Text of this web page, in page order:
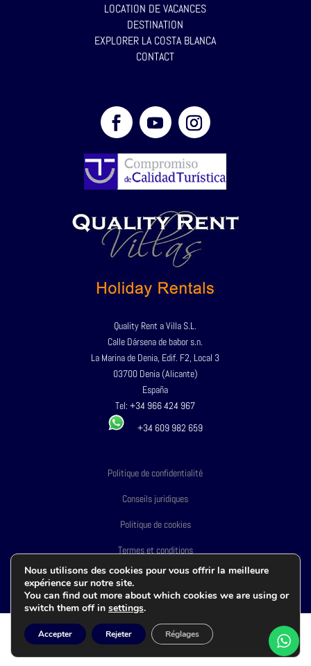
LOCATION DE VACANCES
DESTINATION
EXPLORER LA COSTA BLANCA
CONTACT
Quality Rent a Villa S.L.
Calle Dársena de babor s.n.
La Marina de Denia, Edif. F2, Local 3
03700 Denia (Alicante)
España
Tel: +34 966 424 967
+34 609 982 659
Politique de confidentialité
Conseils juridiques
Politique de cookies
Termes et conditions
Site Web d'accessibilité
Nous utilisons des cookies pour vous offrir la meilleure
expérience sur notre site.
You can find out more about which cookies we are using or
switch them off in settings.
Accepter Rejeter Réglages